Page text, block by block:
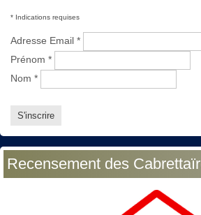
* Indications requises
Adresse Email *
Prénom *
Nom *
Recensement des